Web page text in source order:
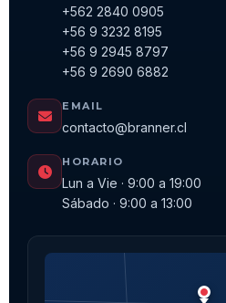
+562 2840 0905
+56 9 3232 8195
+56 9 2945 8797
+56 9 2690 6882
EMAIL
contacto@branner.cl
HORARIO
Lun a Vie · 9:00 a 19:00
Sábado · 9:00 a 13:00